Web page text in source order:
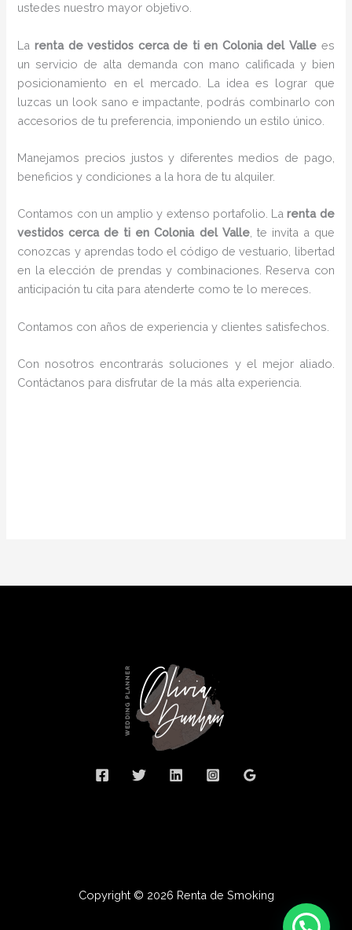
ustedes nuestro mayor objetivo.
Larenta de vestidos cerca de ti en Colonia del Valle es
un servicio de alta demanda con mano calificada y bien
posicionamiento en el mercado. La idea es lograr que
luzcas un look sano e impactante, podrás combinarlo con
accesorios de tu preferencia, imponiendo un estilo único.
Manejamos precios justos y diferentes medios de pago,
beneficios y condiciones a la hora de tu alquiler.
Contamos con un amplio y extenso portafolio. Larenta de
vestidos cerca de ti en Colonia del Valle, te invita a que
conozcas y aprendas todo el código de vestuario, libertad
en la elección de prendas y combinaciones. Reserva con
anticipación tu cita para atenderte como te lo mereces.
Contamos con años de experiencia y clientes satisfechos.
Con nosotros encontrarás soluciones y el mejor aliado.
Contáctanos para disfrutar de la más alta experiencia.
Copyright © 2026 Renta de Smoking